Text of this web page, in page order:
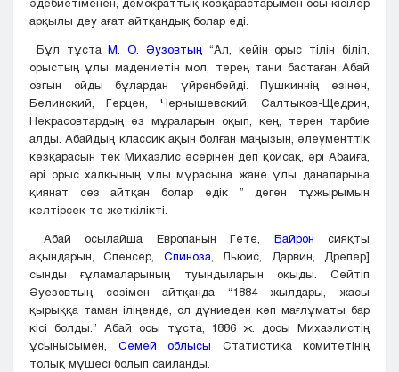
арқылы деу ағат айтқандық болар еді.
Бұл тұстаМ. О. Әузовтың “Ал, кейін орыс тілін біліп,
орыстың ұлы мадениетін мол, терең тани бастаған Абай
озгын ойды бұлардан үйренбейді. Пушкиннің өзінен,
Белинский, Герцен, Чернышевский, Салтыков-Щедрин,
Некрасовтардың өз мұраларын оқып, кең, терең тарбие
алды. Абайдың классик ақын болған маңызын, әлеументтік
көзқарасын тек Михаэлис әсерінен деп қойсақ, әрі Абайға,
әрі орыс халқының ұлы мұрасына жане ұлы даналарына
қиянат сөз айтқан болар едік ” деген тұжырымын
келтірсек те жеткілікті.
Абай осылайша Европаның Гете, Байрон сияқты
ақындарын, Спенсер, Спиноза , Льюис, Дарвин, Дрепер]
сынды ғұламаларының туындыларын оқыды. Сөйтіп
Әуезовтың сөзімен айтқанда “1884 жылдары, жасы
қырыққа таман іліңенде, ол дүниеден көп мағлұматы бар
кісі болды.” Абай осы тұста, 1886 ж. досы Михаэлистің
ұсынысымен, Семей облысы Статистика комитетінің
толық мүшесі болып сайланды.